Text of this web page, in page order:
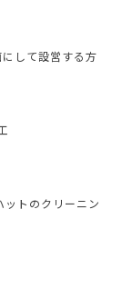
して設営する方
ットのクリーニン